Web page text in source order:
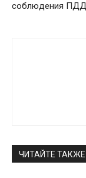
соблюдения ПДД
ЧИТАЙТЕ ТАКЖЕ